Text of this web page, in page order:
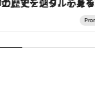
「土佐和ハーブかき氷」がOMO7高知に登場！生姜、山椒、大葉など目にも舌にも涼を呼